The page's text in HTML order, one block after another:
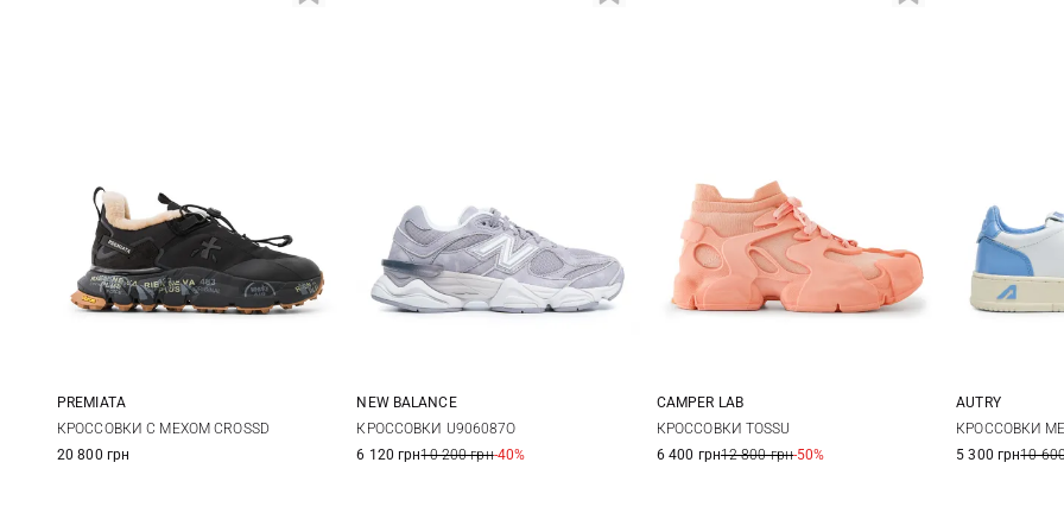
36 37 38
PREMIATA
КРОССОВКИ С МЕХОМ CROSSD
20 800 грн
4,5 US 5 US 5,5 US
NEW BALANCE
КРОССОВКИ U906087O
6 120 грн10 200 грн-40%
37 38
CAMPER LAB
КРОССОВКИ TOSSU
6 400 грн12 800 грн-50%
37
AUTRY
КРОССОВКИ
5 300 грн10